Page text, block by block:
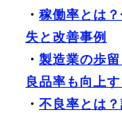
・ 稼働率とは
失と改善事例
・ 製造業の歩
良品率も向上
・ 不良率とは